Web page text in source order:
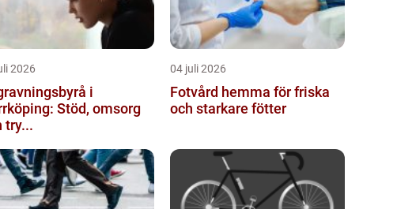
2026
i
Stöd, omsorg
try...
04 juli 2026
Fotvård hemma för friska
och starkare fötter